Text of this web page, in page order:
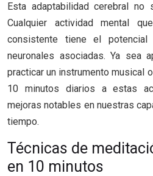
Esta adaptabilidad cerebral
Cualquier actividad mental
consistente tiene el
neuronales asociadas. Ya sea
practicar un instrumento musical
10 minutos diarios a estas
mejoras notables en nuestras
tiempo.
Técnicas de
en 10 minutos